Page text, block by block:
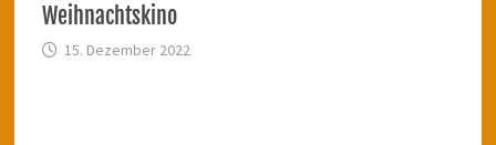
Weihnachtskino
15. Dezember 2022